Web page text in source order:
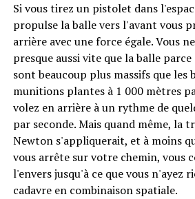
Si vous tirez un pistolet dans
propulse la balle vers l'avant vous
arrière avec une force égale. Vous
presque aussi vite que la balle
sont beaucoup plus massifs que les
munitions plantes à 1 000 mètres
volez en arrière à un rythme de
par seconde. Mais quand même, la
Newton s'appliquerait, et à moins
vous arrête sur votre chemin, vous
l'envers jusqu'à ce que vous n'ayez
cadavre en combinaison spatiale.